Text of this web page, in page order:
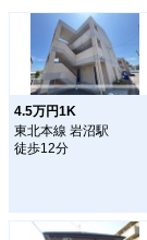
4.5万円1K
東北本線 岩沼駅
徒歩12分